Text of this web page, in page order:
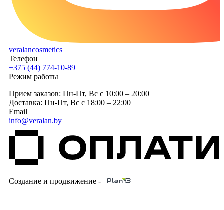
veralancosmetics
Телефон
+375 (44) 774-10-89
Режим работы
Прием заказов: Пн-Пт, Вc с 10:00 – 20:00
Доставка: Пн-Пт, Вc с 18:00 – 22:00
Email
info@veralan.by
Создание и продвижение -